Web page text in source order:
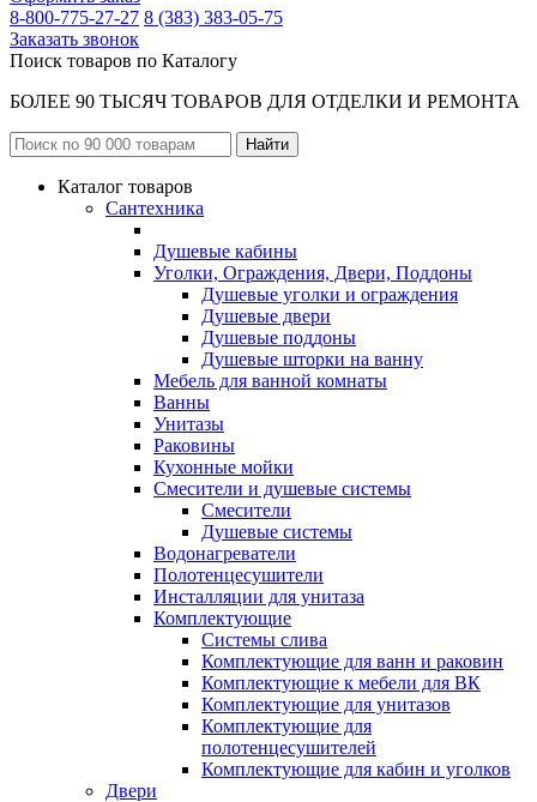
8-800-775-27-27 8 (383) 383-05-75
Заказать звонок
Поиск товаров по Каталогу
БОЛЕЕ 90 ТЫСЯЧ ТОВАРОВ ДЛЯ ОТДЕЛКИ И РЕМОНТА
Каталог товаров
Сантехника
Душевые кабины
Уголки, Ограждения, Двери, Поддоны
Душевые уголки и ограждения
Душевые двери
Душевые поддоны
Душевые шторки на ванну
Мебель для ванной комнаты
Ванны
Унитазы
Раковины
Кухонные мойки
Смесители и душевые системы
Смесители
Душевые системы
Водонагреватели
Полотенцесушители
Инсталляции для унитаза
Комплектующие
Системы слива
Комплектующие для ванн и раковин
Комплектующие к мебели для ВК
Комплектующие для унитазов
Комплектующие для
полотенцесушителей
Комплектующие для кабин и уголков
Двери